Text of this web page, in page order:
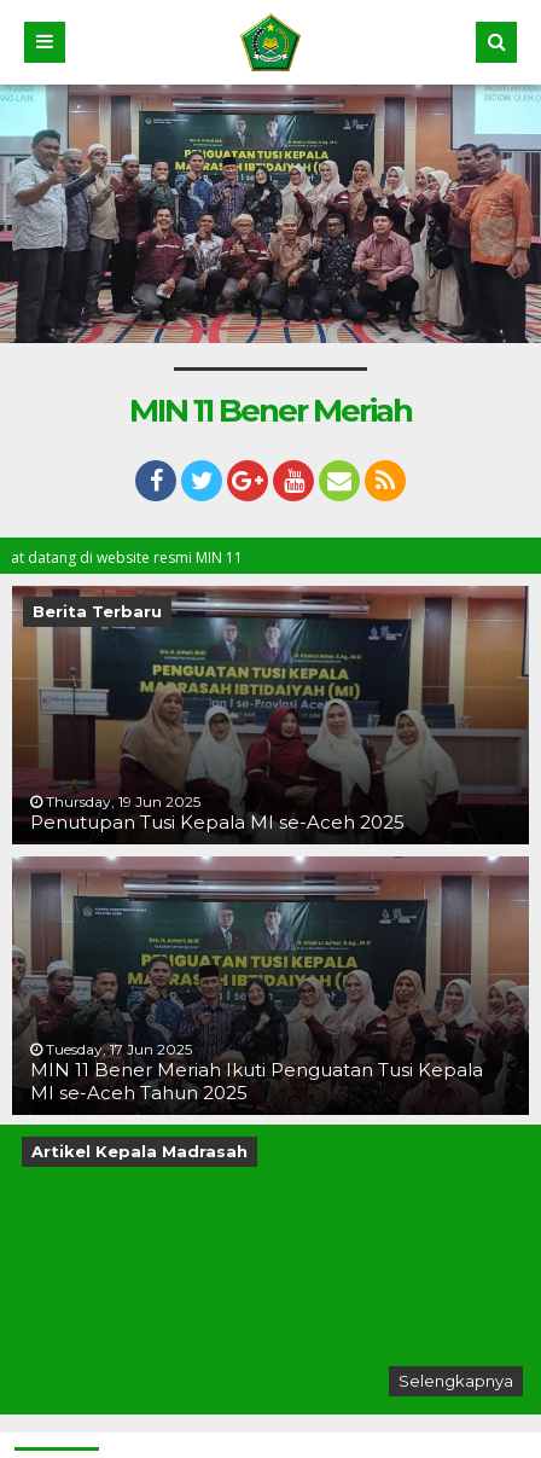
MIN 11 Bener Meriah
di website resmi MIN 11
Berita Terbaru
Thursday, 19 Jun 2025
Penutupan Tusi Kepala MI se-Aceh 2025
Tuesday, 17 Jun 2025
MIN 11 Bener Meriah Ikuti Penguatan Tusi Kepala
MI se-Aceh Tahun 2025
Artikel Kepala Madrasah
Selengkapnya
19 JUN 2025
19 JUN 2025
16 JUN 2025